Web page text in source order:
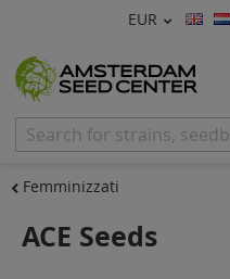
Valuta
EUR Lingua
Semi di Cannabis
Femminizzati
Femminizzati
ACE Seeds